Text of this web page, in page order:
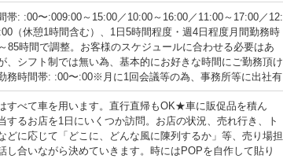
帯: :00〜:009:00～15:00／10:00～16:00／11:00～17:00／12:
（休憩1時間含む）、1日5時間程度・週4日程度月間勤務時
85時間で調整。お客様のスケジュールに合わせる必要はあ
、シフト制では無い為、基本的にお好きな時間にご勤務頂け
務時間帯: :00〜:00※月に1回会議等の為、事務所等に出社有
すべて車を用います。直行直帰もOK★車に販促品を積ん
するお店を1日にいくつか訪問。お店の状況、売れ行き、ト
どに応じて「どこに、どんな風に陳列するか」等、売り場担
し合いながら決めていきます。時にはPOPを自作して貼り